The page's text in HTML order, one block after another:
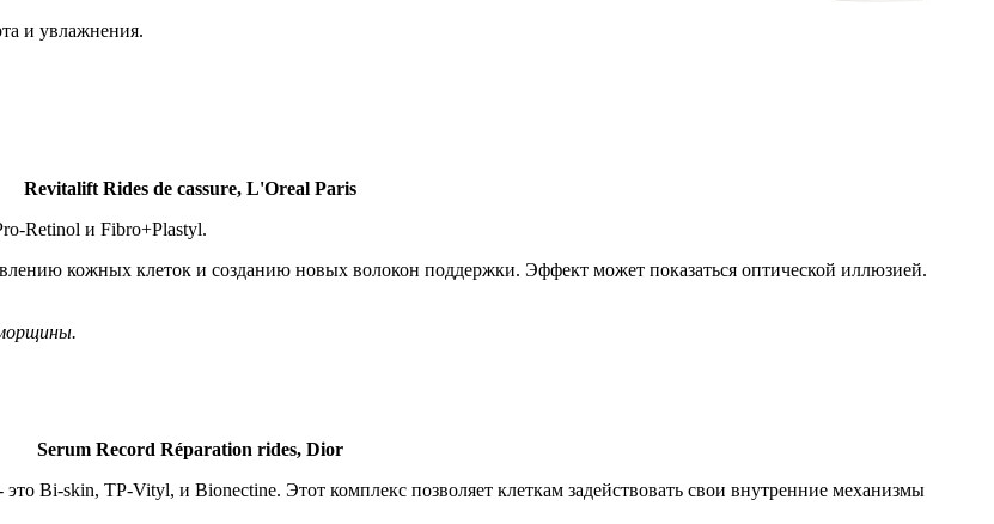
и увлажнения.
Revitalift Rides de cassure, L'Oreal Paris
Retinol и Fibro+Plastyl.
кожных клеток и созданию новых волокон поддержки. Эффект может показаться оптической иллюзией.
Serum Record Réparation rides, Dior
Bi-skin, TP-Vityl, и Bionectine. Этот комплекс позволяет клеткам задействовать свои внутренние механизмы